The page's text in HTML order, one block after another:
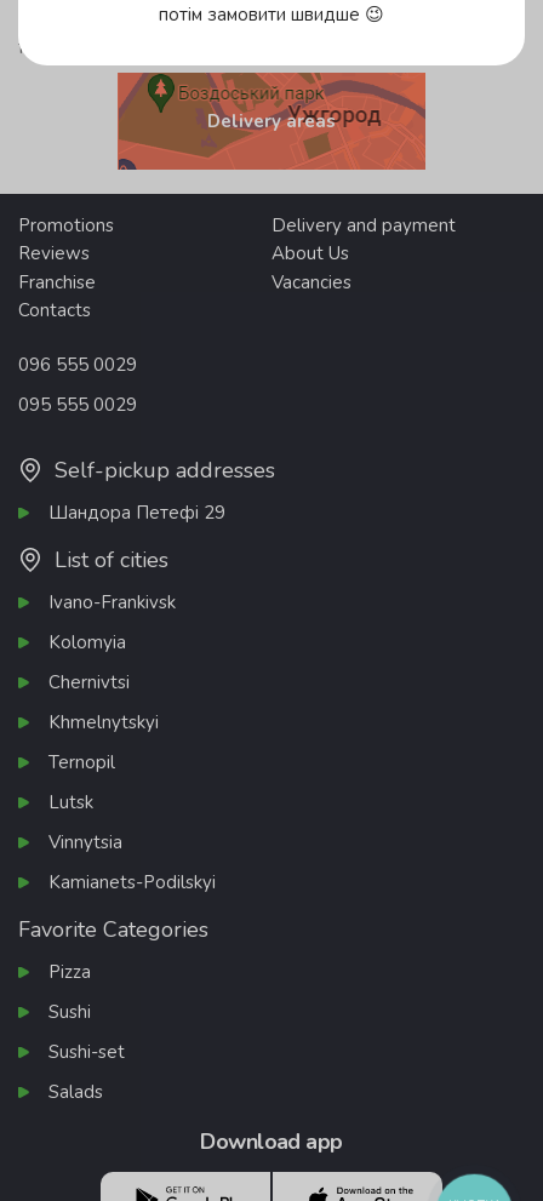
from 500 UAH
Delivery areas
Promotions
Delivery and payment
Reviews
About Us
Franchise
Vacancies
Contacts
096 555 0029
095 555 0029
Self-pickup addresses
Шандора Петефі 29
List of cities
Ivano-Frankivsk
Kolomyia
Chernivtsi
Khmelnytskyi
Ternopil
Lutsk
Vinnytsia
Kamianets-Podilskyi
Favorite Categories
Pizza
Sushi
Sushi-set
Salads
Download app
потім замовити швидше 😉